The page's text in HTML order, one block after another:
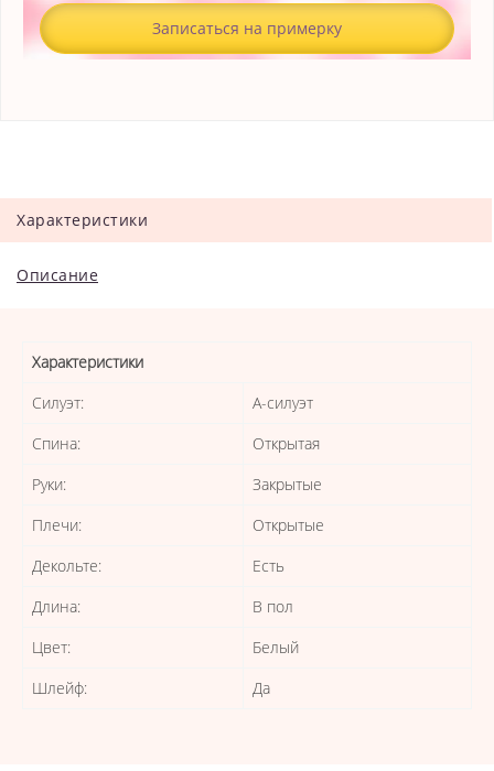
Записаться на примерку
Характеристики
Описание
Характеристики
Силуэт:
А-силуэт
Спина:
Открытая
Руки:
Закрытые
Плечи:
Открытые
Декольте:
Есть
Длина:
В пол
Цвет:
Белый
Шлейф:
Да